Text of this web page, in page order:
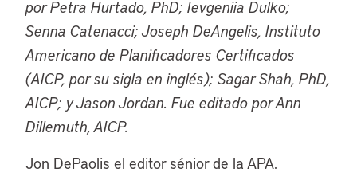
por Petra Hurtado, PhD; Ievgeniia Dulko;
Senna Catenacci; Joseph DeAngelis, Instituto
Americano de Planificadores Certificados
(AICP, por su sigla en inglés); Sagar Shah, PhD,
AICP; y Jason Jordan. Fue editado por Ann
Dillemuth, AICP.
Jon DePaolis el editor sénior de la APA.